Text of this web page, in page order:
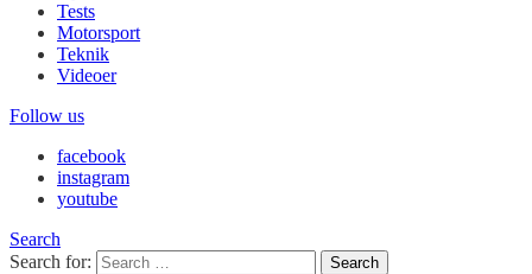
Tests
Motorsport
Teknik
Videoer
Follow us
facebook
instagram
youtube
Search
Search for:
Search